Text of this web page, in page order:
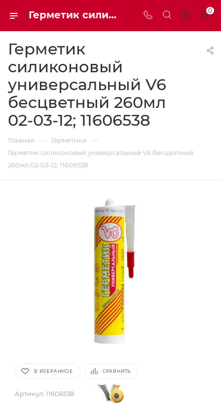
Герметик силиконовый универсальный V6 бесцветный 260мл 02-03-12 11606538 | Мaxim-stroy 0
Герметик
силиконовый
универсальный V6
бесцветный 260мл
02-03-12; 11606538
Главная — Герметики —
Герметик силиконовый универсальный V6 бесцветный
260мл 02-03-12; 11606538
В ИЗБРАННОЕ СРАВНИТЬ
Артикул: 11606538